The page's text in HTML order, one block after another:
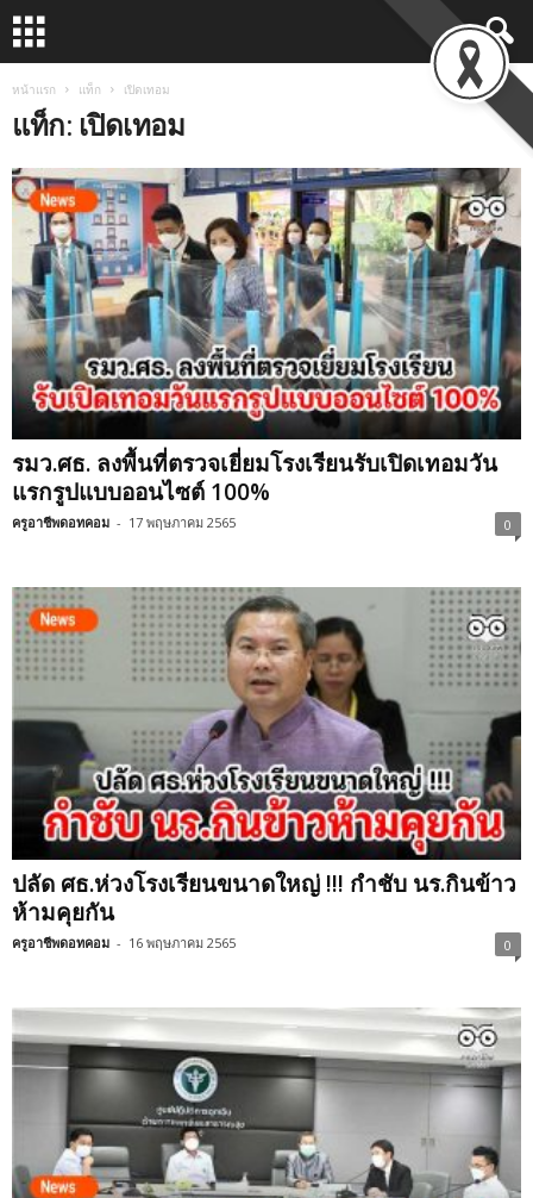
หน้าแรก แท็ก เปิดเทอม
แท็ก: เปิดเทอม
รมว.ศธ. ลงพื้นที่ตรวจเยี่ยมโรงเรียนรับเปิดเทอมวัน
แรกรูปแบบออนไซต์ 100%
ครูอาชีพดอทคอม - 17 พฤษภาคม 2565 0
ปลัด ศธ.ห่วงโรงเรียนขนาดใหญ่ !!! กำชับ นร.กินข้าว
ห้ามคุยกัน
ครูอาชีพดอทคอม - 16 พฤษภาคม 2565 0